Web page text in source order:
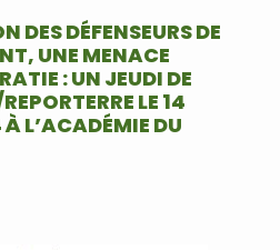
DES DÉFENSEURS DE
UNE MENACE
: UN JEUDI DE
LE 14
L’ACADÉMIE DU